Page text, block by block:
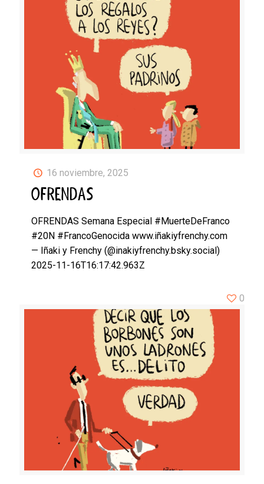
16 noviembre, 2025
OFRENDAS
OFRENDAS Semana Especial #MuerteDeFranco
#20N #FrancoGenocida www.iñakiyfrenchy.com
— Iñaki y Frenchy (@inakiyfrenchy.bsky.social)
2025-11-16T16:17:42.963Z
0